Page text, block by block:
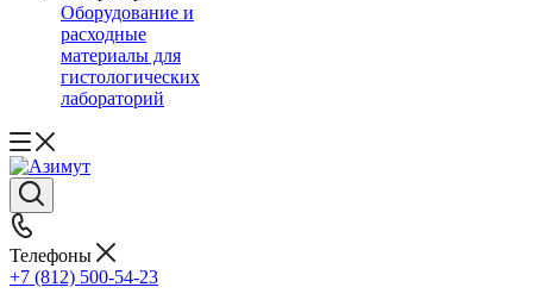
Оборудование и
расходные
материалы для
гистологических
лабораторий
Телефоны
+7 (812) 500-54-23